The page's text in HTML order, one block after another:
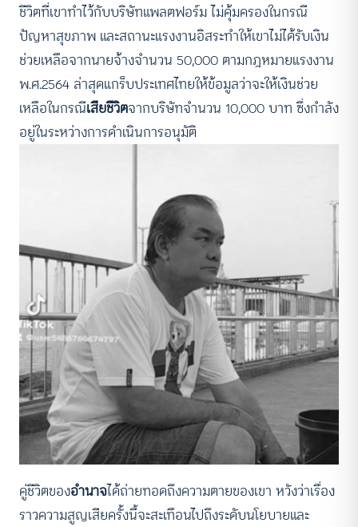
ชีวิตที่เขาทำไว้กับบริษัทแพลตฟอร์ม ไม่คุ้มครองในกรณี
ปัญหาสุขภาพ และสถานะแรงงานอิสระทำให้เขาไม่ได้รับเงิน
ช่วยเหลือจากนายจ้างจำนวน 50,000 ตามกฎหมายแรงงาน
พ.ศ.2564 ล่าสุดแกร็บประเทศไทยให้ข้อมูลว่าจะให้เงินช่วย
เหลือในกรณีเสียชีวิตจากบริษัทจำนวน 10,000 บาท ซึ่งกำลัง
อยู่ในระหว่างการดำเนินการอนุมัติ
คู่ชีวิตของอำนาจได้ถ่ายทอดถึงความตายของเขา หวังว่าเรื่อง
ราวความสูญเสียครั้งนี้จะสะเทือนไปถึงระดับนโยบายและ